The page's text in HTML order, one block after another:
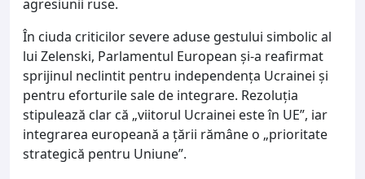
agresiunii ruse.
În ciuda criticilor severe aduse gestului simbolic al
lui Zelenski, Parlamentul European și-a reafirmat
sprijinul neclintit pentru independența Ucrainei și
pentru eforturile sale de integrare. Rezoluția
stipulează clar că „viitorul Ucrainei este în UE”, iar
integrarea europeană a țării rămâne o „prioritate
strategică pentru Uniune”.